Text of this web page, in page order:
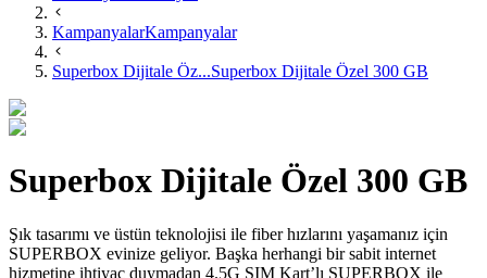
KampanyalarKampanyalar
Superbox Dijitale Öz...Superbox Dijitale Özel 300 GB
Superbox Dijitale Özel 300 GB
Şık tasarımı ve üstün teknolojisi ile fiber hızlarını yaşamanız için
SUPERBOX evinize geliyor. Başka herhangi bir sabit internet
hizmetine ihtiyaç duymadan 4.5G SIM Kart’lı SUPERBOX ile